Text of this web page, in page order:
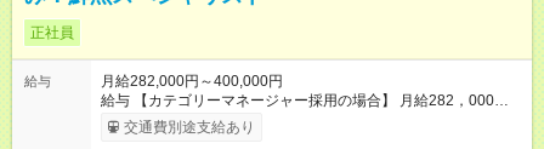
正社員
給与
月給282,000円～400,000円
給与 【カテゴリーマネージャー採用の場合】 月給282，000円
～400，000円 【バイヤー経験がある方】 月給380，000円～ ※
当社規定の採用基準により、能力、年齢、 前職経験などを考慮
交通費別途支給あり